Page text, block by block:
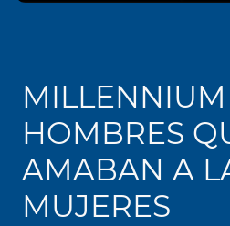
MILLENNIUM
HOMBRES
AMABAN A
MUJERES